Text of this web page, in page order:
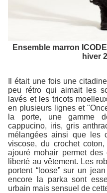
Ensemble marron
hiver
Il était une fois une
peu rétro qui aimait les
lavés et les tricots
en plusieurs lignes et
la porte, une gamme
cappucino, iris, gris
mélangées ainsi que les
viscose, du crochet
ajouré mohair permet
liberté au vêtement. Les
portent “loose” sur un
encore la parka sont
urbain mais sensuel de